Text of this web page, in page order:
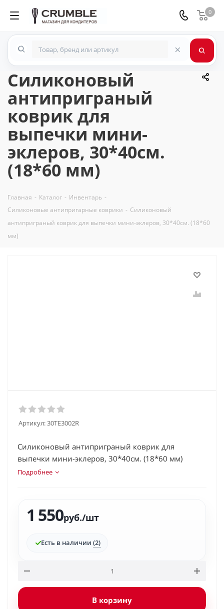
0
×
Силиконовый
антиприграный
коврик для
выпечки мини-
эклеров, 30*40см.
(18*60 мм)
Главная - Каталог - Инвентарь -
Силиконовые антипригарные коврики - Силиконовый
антиприграный коврик для выпечки мини-эклеров, 30*40см. (18*60
мм)
Артикул:30TE3002R
Силиконовый антиприграный коврик для
выпечки мини-эклеров, 30*40см. (18*60 мм)
Подробнее
1 550руб./шт
Есть в наличии (2)
В корзину